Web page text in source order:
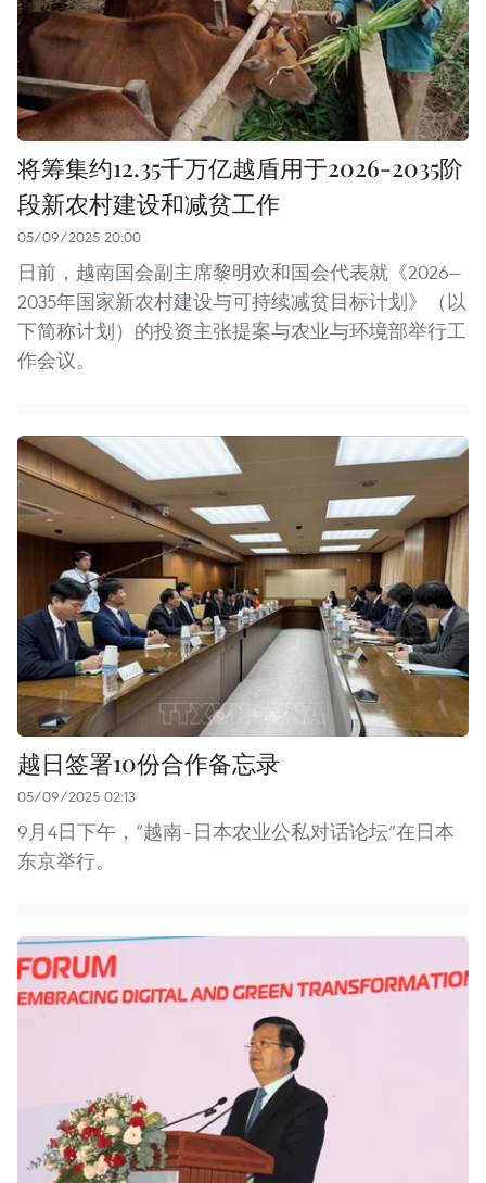
将筹集约12.35千万亿越盾用于2026-2035阶
段新农村建设和减贫工作
05/09/2025 20:00
日前，越南国会副主席黎明欢和国会代表就《2026—
2035年国家新农村建设与可持续减贫目标计划》（以
下简称计划）的投资主张提案与农业与环境部举行工
作会议。
越日签署10份合作备忘录
05/09/2025 02:13
9月4日下午，“越南–日本农业公私对话论坛”在日本
东京举行。